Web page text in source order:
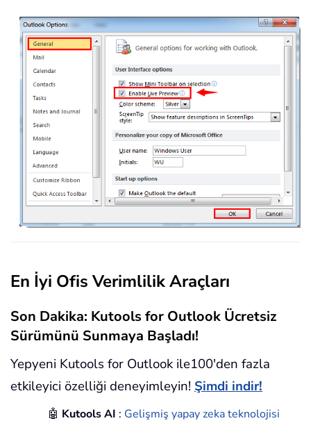
En İyi Ofis Verimlilik Araçları
Son Dakika: Kutools for Outlook Ücretsiz
Sürümünü Sunmaya Başladı!
Yepyeni Kutools for Outlook ile100'den fazla
etkileyici özelliği deneyimleyin! Şimdi indir!
🤖 Kutools AI : Gelişmiş yapay zeka teknolojisi